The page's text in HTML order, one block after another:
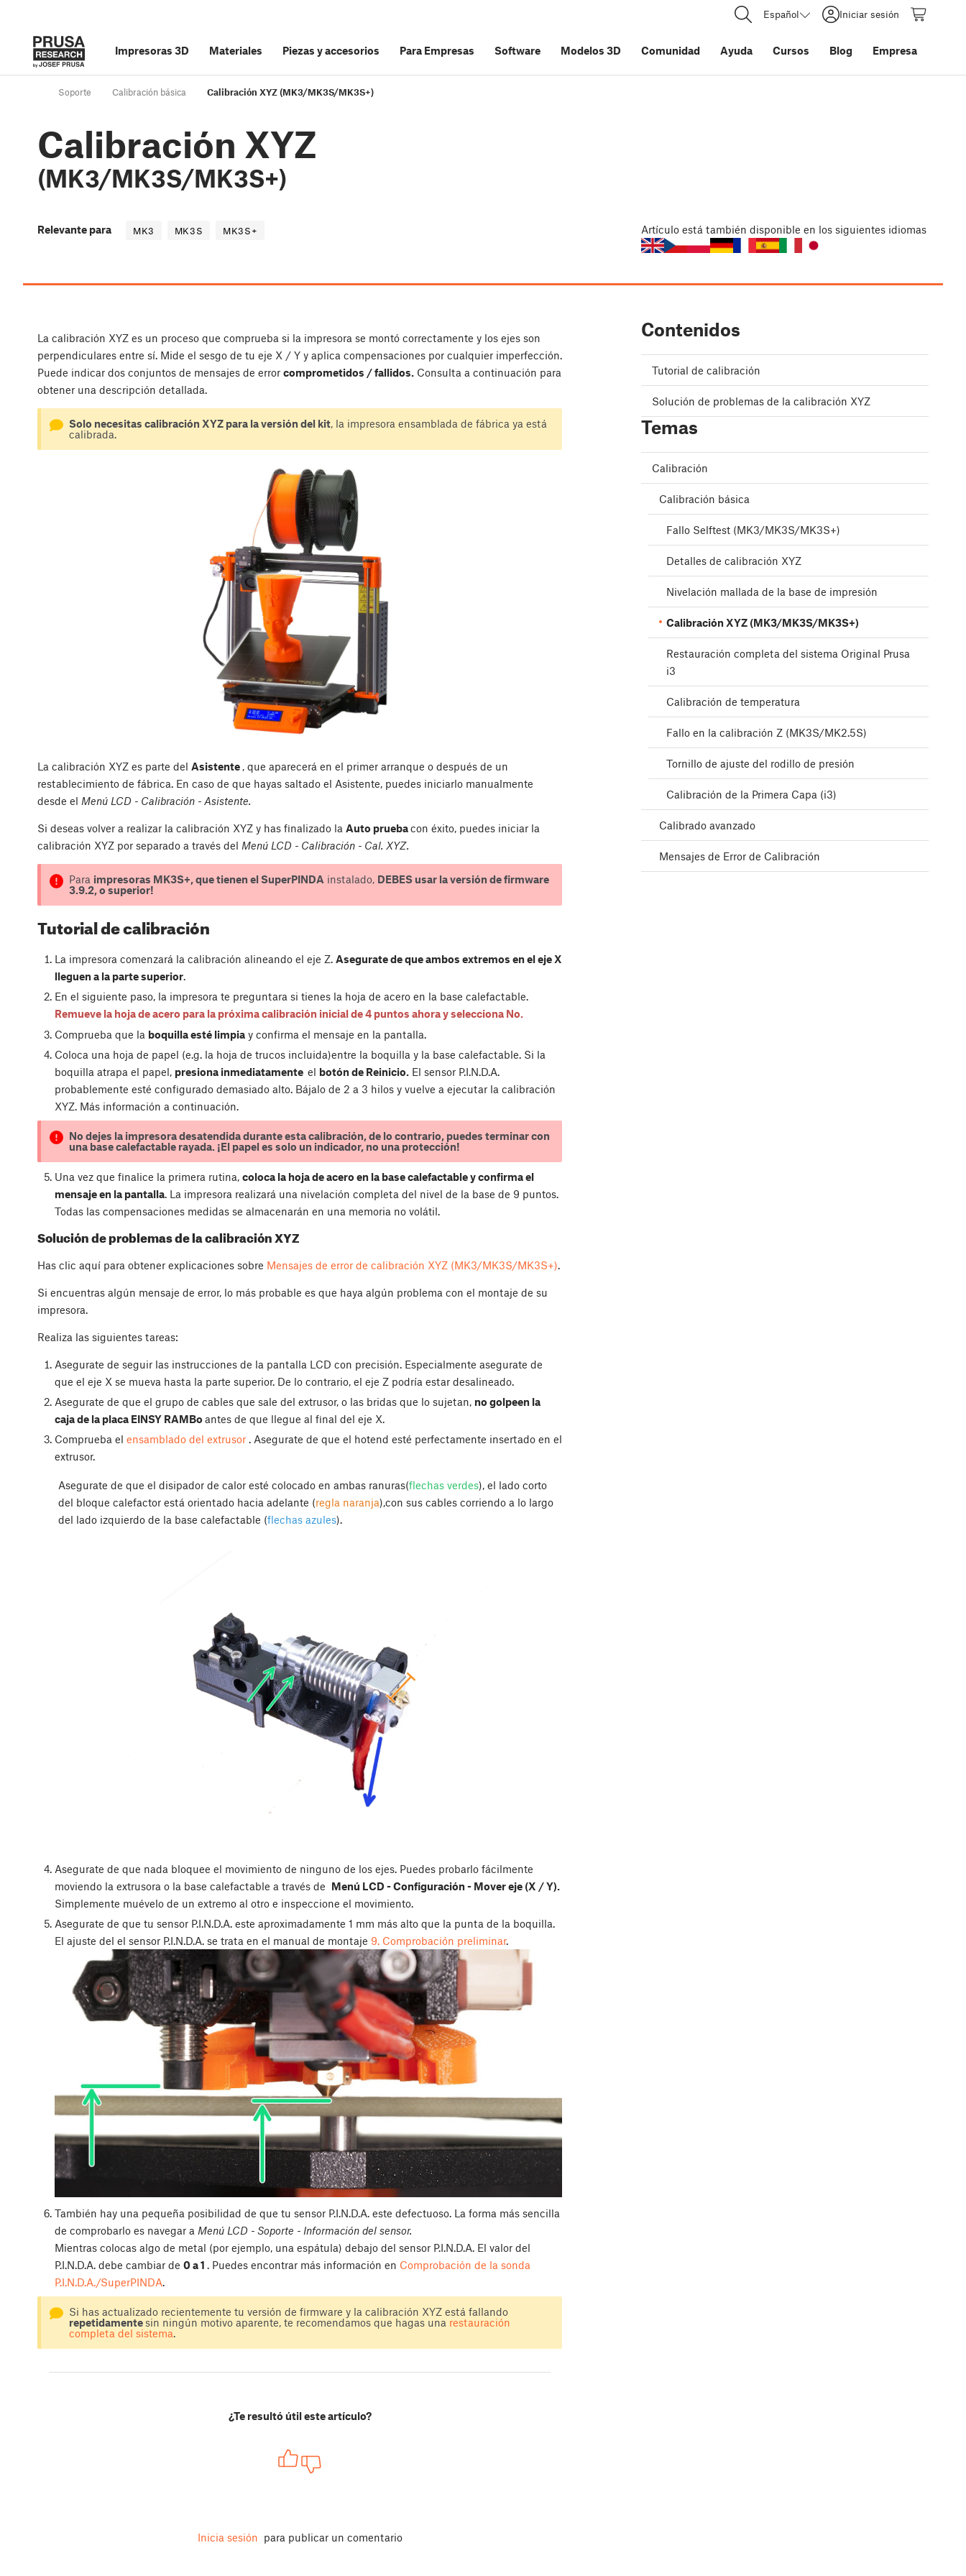
Español Iniciar sesión
Impresoras 3D Materiales Piezas y accesorios Para Empresas Software Modelos 3D Comunidad Ayuda Cursos Blog Empresa
Soporte Calibración básica Calibración XYZ (MK3/MK3S/MK3S+)
Calibración XYZ
(MK3/MK3S/MK3S+)
Relevante para MK3 MK3S MK3S+ Artículo está también disponible en los siguientes idiomas
La calibración XYZ es un proceso que comprueba si la impresora se montó correctamente y los ejes son
perpendiculares entre sí. Mide el sesgo de tu eje X / Y y aplica compensaciones por cualquier imperfección.
Puede indicar dos conjuntos de mensajes de error comprometidos / fallidos. Consulta a continuación para
obtener una descripción detallada.
Solo necesitas calibración XYZ para la versión del kit, la impresora ensamblada de fábrica ya está
calibrada.
La calibración XYZ es parte del Asistente , que aparecerá en el primer arranque o después de un
restablecimiento de fábrica. En caso de que hayas saltado el Asistente, puedes iniciarlo manualmente
desde el Menú LCD - Calibración - Asistente.
Si deseas volver a realizar la calibración XYZ y has finalizado la Auto pruebacon éxito, puedes iniciar la
calibración XYZ por separado a través del Menú LCD - Calibración - Cal. XYZ.
Para impresoras MK3S+, que tienen el SuperPINDA instalado, DEBES usar la versión de firmware
3.9.2, o superior!
Tutorial de calibración
La impresora comenzará la calibración alineando el eje Z. Asegurate de que ambos extremos en el eje X
lleguen a la parte superior.
En el siguiente paso, la impresora te preguntara si tienes la hoja de acero en la base calefactable.
Remueve la hoja de acero para la próxima calibración inicial de 4 puntos ahora y selecciona No.
Comprueba que la boquilla esté limpiay confirma el mensaje en la pantalla.
Coloca una hoja de papel (e.g. la hoja de trucos incluida)entre la boquilla y la base calefactable. Si la
boquilla atrapa el papel, presiona inmediatamente el botón de Reinicio.El sensor P.I.N.D.A.
probablemente esté configurado demasiado alto. Bájalo de 2 a 3 hilos y vuelve a ejecutar la calibración
XYZ. Más información a continuación.
No dejes la impresora desatendida durante esta calibración, de lo contrario, puedes terminar con
una base calefactable rayada. ¡El papel es solo un indicador, no una protección!
Una vez que finalice la primera rutina, coloca la hoja de acero en la base calefactable y confirma el
mensaje en la pantalla. La impresora realizará una nivelación completa del nivel de la base de 9 puntos.
Todas las compensaciones medidas se almacenarán en una memoria no volátil.
Solución de problemas de la calibración XYZ
Has clic aquí para obtener explicaciones sobre Mensajes de error de calibración XYZ (MK3/MK3S/MK3S+)
Si encuentras algún mensaje de error, lo más probable es que haya algún problema con el montaje de su
impresora.
Realiza las siguientes tareas:
Asegurate de seguir las instrucciones de la pantalla LCD con precisión. Especialmente asegurate de
que el eje X se mueva hasta la parte superior. De lo contrario, el eje Z podría estar desalineado.
Asegurate de que el grupo de cables que sale del extrusor, o las bridas que lo sujetan, no golpeen la
caja de la placa EINSY RAMBo antes de que llegue al final del eje X.
Comprueba el ensamblado del extrusor. Asegurate de que el hotend esté perfectamente insertado en el
extrusor.
Asegurate de que el disipador de calor esté colocado en ambas ranuras(flechas verdes), el lado corto
del bloque calefactor está orientado hacia adelante (regla naranja),con sus cables corriendo a lo largo
del lado izquierdo de la base calefactable (flechas azules).
Asegurate de que nada bloquee el movimiento de ninguno de los ejes. Puedes probarlo fácilmente
moviendo la extrusora o la base calefactable a través de Menú LCD - Configuración - Mover eje (X / Y).
Simplemente muévelo de un extremo al otro e inspeccione el movimiento.
Asegurate de que tu sensor P.I.N.D.A. este aproximadamente 1 mm más alto que la punta de la boquilla.
El ajuste del el sensor P.I.N.D.A. se trata en el manual de montaje 9. Comprobación preliminar.
También hay una pequeña posibilidad de que tu sensor P.I.N.D.A. este defectuoso. La forma más sencilla
de comprobarlo es navegar a Menú LCD - Soporte - Información del sensor.
Mientras colocas algo de metal (por ejemplo, una espátula) debajo del sensor P.I.N.D.A. El valor del
P.I.N.D.A. debe cambiar de 0 a 1 . Puedes encontrar más información en Comprobación de la sonda
P.I.N.D.A./SuperPINDA.
Si has actualizado recientemente tu versión de firmware y la calibración XYZ está fallando
repetidamentesin ningún motivo aparente, te recomendamos que hagas una restauración
completa del sistema.
¿Te resultó útil este artículo?
Inicia sesión para publicar un comentario
Contenidos
Tutorial de calibración
Solución de problemas de la calibración XYZ
Temas
Calibración
Calibración básica
Fallo Selftest (MK3/MK3S/MK3S+)
Detalles de calibración XYZ
Nivelación mallada de la base de impresión
Calibración XYZ (MK3/MK3S/MK3S+)
Restauración completa del sistema Original Prusa
i3
Calibración de temperatura
Fallo en la calibración Z (MK3S/MK2.5S)
Tornillo de ajuste del rodillo de presión
Calibración de la Primera Capa (i3)
Calibrado avanzado
Mensajes de Error de Calibración